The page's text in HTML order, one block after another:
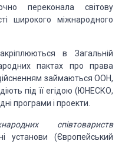
переконала світову
широкого між­народного
в Загаль­ній
пактах про права
займаються ООН,
під її егідою (ЮНЕСКО,
програми і проекти.
співтовариств
установи (Європейський